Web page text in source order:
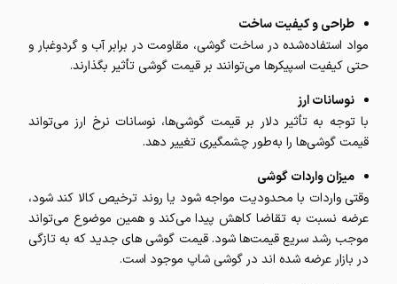
طراحی و کیفیت ساخت
مواد استفاده‌شده در ساخت گوشی، مقاومت در برابر آب و گردوغبار و
حتی کیفیت اسپیکرها می‌توانند بر قیمت گوشی تأثیر بگذارند.
نوسانات ارز
با توجه به تأثیر دلار بر قیمت گوشی‌ها، نوسانات نرخ ارز می‌تواند
قیمت گوشی‌ها را به‌طور چشمگیری تغییر دهد.
میزان واردات گوشی
وقتی واردات با محدودیت مواجه شود یا روند ترخیص کالا کند شود،
عرضه نسبت به تقاضا کاهش پیدا می‌کند و همین موضوع می‌تواند
موجب رشد سریع قیمت‌ها شود. قیمت گوشی های جدید که به تازگی
در بازار عرضه شده اند در گوشی شاپ موجود است.